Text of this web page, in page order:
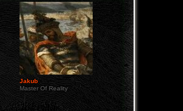
Jakub
Master Of Reality